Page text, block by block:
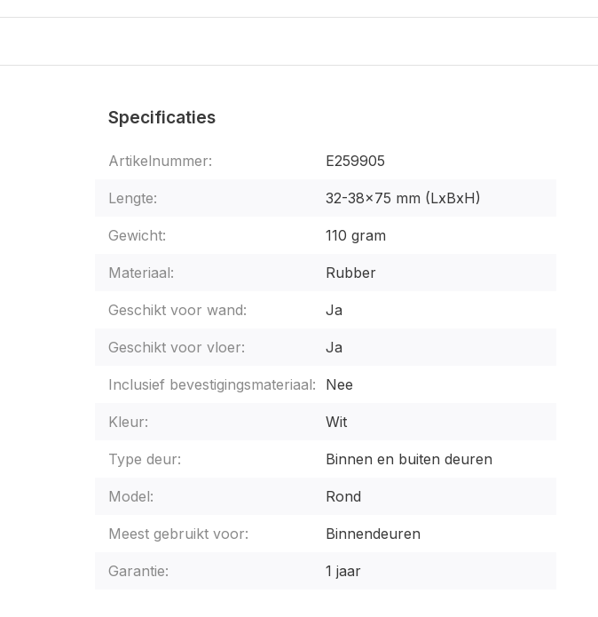
Specificaties
Artikelnummer: E259905
Lengte: 32-38x75 mm (LxBxH)
Gewicht: 110 gram
Materiaal: Rubber
Geschikt voor wand: Ja
Geschikt voor vloer: Ja
Inclusief bevestigingsmateriaal: Nee
Kleur: Wit
Type deur: Binnen en buiten deuren
Model: Rond
Meest gebruikt voor: Binnendeuren
Garantie: 1 jaar